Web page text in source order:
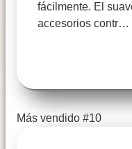
fácilmente. El
accesorios contr…
Más vendido #10